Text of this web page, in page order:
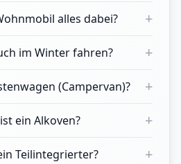
alles dabei? +
im Winter fahren? +
(Campervan)? +
ein Alkoven? +
Teilintegrierter? +